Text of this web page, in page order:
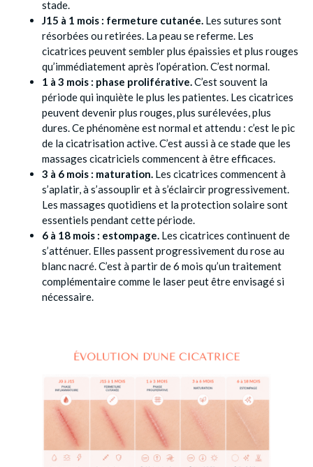
stade.
J15 à 1 mois : fermeture cutanée. Les sutures sont
résorbées ou retirées. La peau se referme. Les
cicatrices peuvent sembler plus épaissies et plus rouges
qu’immédiatement après l’opération. C’est normal.
1 à 3 mois : phase proliférative.C’est souvent la
période qui inquiète le plus les patientes. Les cicatrices
peuvent devenir plus rouges, plus surélevées, plus
dures. Ce phénomène est normal et attendu : c’est le pic
de la cicatrisation active. C’est aussi à ce stade que les
massages cicatriciels commencent à être efficaces.
3 à 6 mois : maturation. Les cicatrices commencent à
s’aplatir, à s’assouplir et à s’éclaircir progressivement.
Les massages quotidiens et la protection solaire sont
essentiels pendant cette période.
6 à 18 mois : estompage. Les cicatrices continuent de
s’atténuer. Elles passent progressivement du rose au
blanc nacré. C’est à partir de 6 mois qu’un traitement
complémentaire comme le laser peut être envisagé si
nécessaire.